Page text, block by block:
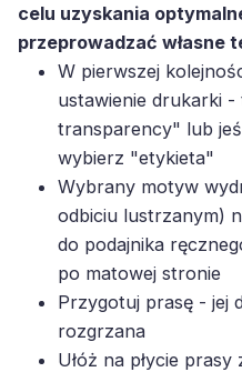
celu uzyskania
przeprowadzać własne
W pierwszej
ustawienie drukarki
transparency" lub
wybierz "etykieta"
Wybrany motyw
odbiciu lustrzanym)
do podajnika
po matowej stronie
Przygotuj prasę - jej
rozgrzana
Ułóż na płycie